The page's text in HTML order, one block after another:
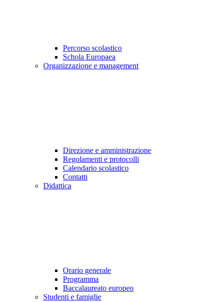
Percorso scolastico
Schola Europaea
Organizzazione e management
Direzione e amministrazione
Regolamenti e protocolli
Calendario scolastico
Contatti
Didattica
Orario generale
Programma
Baccalaureato europeo
Studenti e famiglie